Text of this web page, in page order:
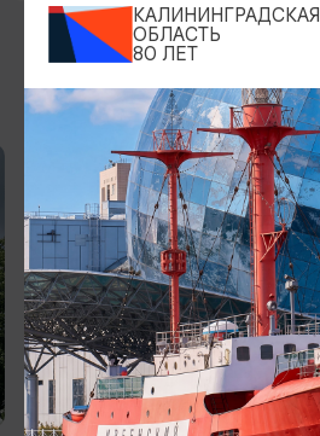
ДРУГИЕ МЕСТА
ПАМЯТНИКИ И СКУЛЬПТУРЫ
КАЛИНИНГРАДСКАЯ
ОБЛАСТЬ
80 ЛЕТ